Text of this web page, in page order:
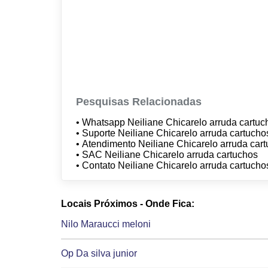
Pesquisas Relacionadas
• Whatsapp Neiliane Chicarelo arruda
• Suporte Neiliane Chicarelo arruda
• Atendimento Neiliane Chicarelo arruda
• SAC Neiliane Chicarelo arruda cartuchos
• Contato Neiliane Chicarelo arruda
Locais Próximos - Onde Fica:
Nilo Maraucci meloni
Op Da silva junior